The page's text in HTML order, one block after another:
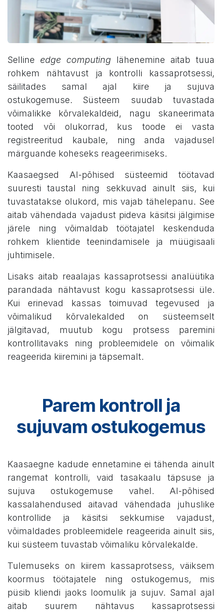
Selline edge computing lähenemine aitab tuua
rohkem nähtavust ja kontrolli kassaprotsessi,
säilitades samal ajal kiire ja sujuva
ostukogemuse. Süsteem suudab tuvastada
võimalikke kõrvalekaldeid, nagu skaneerimata
tooted või olukorrad, kus toode ei vasta
registreeritud kaubale, ning anda vajadusel
märguande koheseks reageerimiseks.
Kaasaegsed AI-põhised süsteemid töötavad
suuresti taustal ning sekkuvad ainult siis, kui
tuvastatakse olukord, mis vajab tähelepanu. See
aitab vähendada vajadust pideva käsitsi jälgimise
järele ning võimaldab töötajatel keskenduda
rohkem klientide teenindamisele ja müügisaali
juhtimisele.
Lisaks aitab reaalajas kassaprotsessi analüütika
parandada nähtavust kogu kassaprotsessi üle.
Kui erinevad kassas toimuvad tegevused ja
võimalikud kõrvalekalded on süsteemselt
jälgitavad, muutub kogu protsess paremini
kontrollitavaks ning probleemidele on võimalik
reageerida kiiremini ja täpsemalt.
Parem kontroll ja
sujuvam ostukogemus
Kaasaegne kadude ennetamine ei tähenda ainult
rangemat kontrolli, vaid tasakaalu täpsuse ja
sujuva ostukogemuse vahel. AI-põhised
kassalahendused aitavad vähendada juhuslike
kontrollide ja käsitsi sekkumise vajadust,
võimaldades probleemidele reageerida ainult siis,
kui süsteem tuvastab võimaliku kõrvalekalde.
Tulemuseks on kiirem kassaprotsess, väiksem
koormus töötajatele ning ostukogemus, mis
püsib kliendi jaoks loomulik ja sujuv. Samal ajal
aitab suurem nähtavus kassaprotsessi